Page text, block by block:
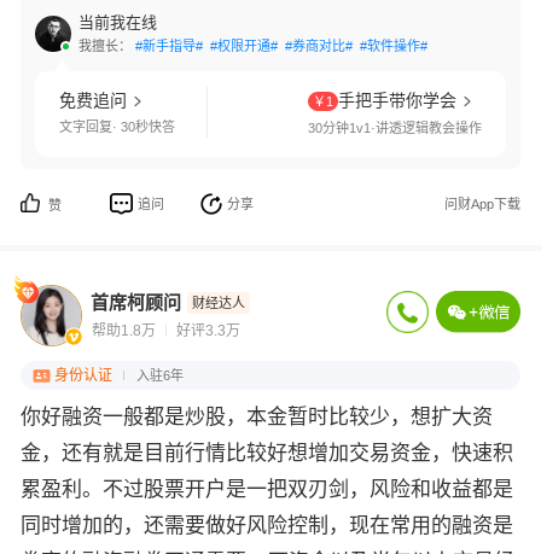
当前我在线
我擅长： #新手指导# #权限开通# #券商对比# #软件操作#
免费追问
文字回复· 30秒快答
￥1 手把手带你学会
30分钟1v1·讲透逻辑教会操作
赞 追问 分享 问财App下载
首席柯顾问 财经达人
帮助1.8万 好评3.3万
身份认证 入驻6年
你好融资一般都是炒股，本金暂时比较少，想扩大资
金，还有就是目前行情比较好想增加交易资金，快速积
累盈利。不过股票开户是一把双刃剑，风险和收益都是
同时增加的，还需要做好风险控制，现在常用的融资是